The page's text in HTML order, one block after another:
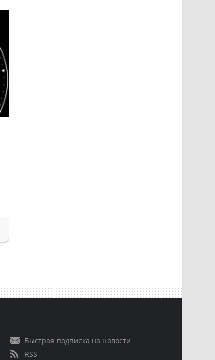
Быстрая подписка на новости
RSS